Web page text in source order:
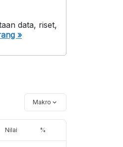
data, riset,
»
Makro
Nilai %